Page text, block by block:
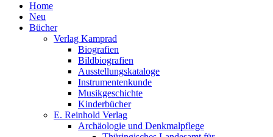
Home
Neu
Bücher
Verlag Kamprad
Biografien
Bildbiografien
Ausstellungskataloge
Instrumentenkunde
Musikgeschichte
Kinderbücher
E. Reinhold Verlag
Archäologie und Denkmalpflege